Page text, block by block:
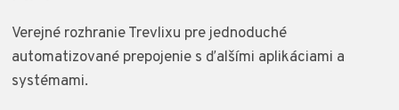
Verejné rozhranie Trevlixu pre jednoduché
automatizované prepojenie s ďalšími aplikáciami a
systémami.